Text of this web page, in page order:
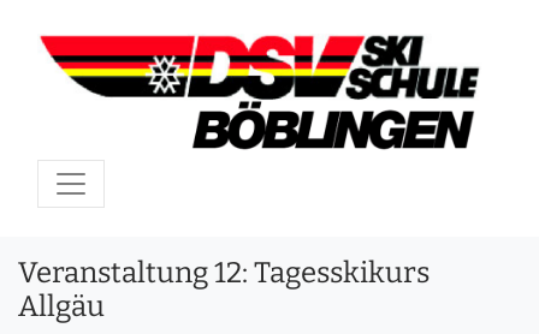
Veranstaltung 12: Tagesskikurs
Allgäu